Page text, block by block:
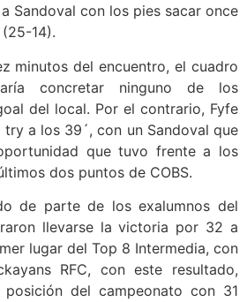
Sandoval con los pies sacar once
14).
minutos del encuentro, el cuadro
concretar ninguno de los
del local. Por el contrario, Fyfe
a los 39´, con un Sandoval que
que tuvo frente a los
dos puntos de COBS.
de parte de los exalumnos del
llevarse la victoria por 32 a
lugar del Top 8 Intermedia, con
RFC, con este resultado,
del campeonato con 31